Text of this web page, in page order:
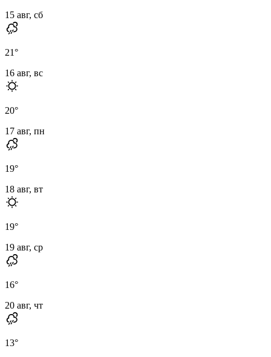
15 авг, сб
21°
16 авг, вс
20°
17 авг, пн
19°
18 авг, вт
19°
19 авг, ср
16°
20 авг, чт
13°